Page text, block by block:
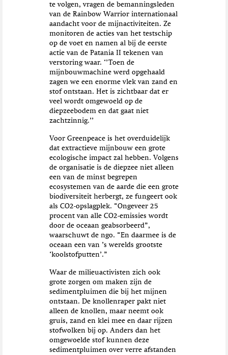
te volgen, vragen de bemanningsleden
van de Rainbow Warrior internationaal
aandacht voor de mijnactiviteiten. Ze
monitoren de acties van het testschip
op de voet en namen al bij de eerste
actie van de Patania II tekenen van
verstoring waar. ‘’Toen de
mijnbouwmachine werd opgehaald
zagen we een enorme vlek van zand en
stof ontstaan. Het is zichtbaar dat er
veel wordt omgewoeld op de
diepzeebodem en dat gaat niet
zachtzinnig.’’
Voor Greenpeace is het overduidelijk
dat extractieve mijnbouw een grote
ecologische impact zal hebben. Volgens
de organisatie is de diepzee niet alleen
een van de minst begrepen
ecosystemen van de aarde die een grote
biodiversiteit herbergt, ze fungeert ook
als CO2-opslagplek. “Ongeveer 25
procent van alle CO2-emissies wordt
door de oceaan geabsorbeerd”,
waarschuwt de ngo. “En daarmee is de
oceaan een van ’s werelds grootste
‘koolstofputten’.”
Waar de milieuactivisten zich ook
grote zorgen om maken zijn de
sedimentpluimen die bij het mijnen
ontstaan. De knollenraper pakt niet
alleen de knollen, maar neemt ook
gruis, zand en klei mee en daar rijzen
stofwolken bij op. Anders dan het
omgewoelde stof kunnen deze
sedimentpluimen over verre afstanden